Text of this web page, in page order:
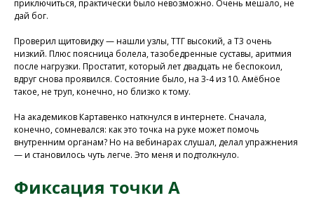
приключиться, практически было невозможно. Очень мешало, не
дай бог.
Проверил щитовидку — нашли узлы, ТТГ высокий, а Т3 очень
низкий. Плюс поясница болела, тазобедренные суставы, аритмия
после нагрузки. Простатит, который лет двадцать не беспокоил,
вдруг снова проявился. Состояние было, на 3-4 из 10. Амёбное
такое, не труп, конечно, но близко к тому.
На академиков Картавенко наткнулся в интернете. Сначала,
конечно, сомневался: как это точка на руке может помочь
внутренним органам? Но на вебинарах слушал, делал упражнения
— и становилось чуть легче. Это меня и подтолкнуло.
Фиксация точки А